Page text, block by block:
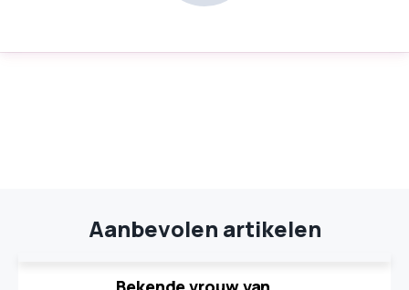
Aanbevolen artikelen